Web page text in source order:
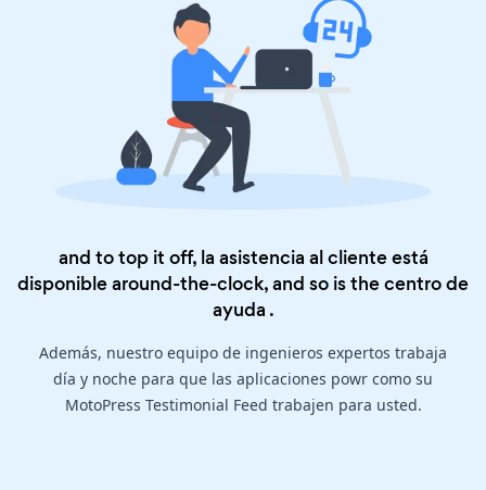
and to top it off, la asistencia al cliente está
disponible around-the-clock, and so is thecentro de
ayuda .
Además, nuestro equipo de ingenieros expertos trabaja
día y noche para que las aplicaciones powr como su
MotoPress Testimonial Feed trabajen para usted.